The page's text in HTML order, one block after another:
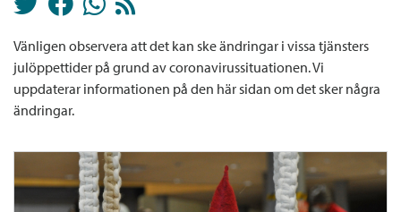
Vänligen observera att det kan ske ändringar i vissa tjänsters
julöppettider på grund av coronavirussituationen. Vi
uppdaterar informationen på den här sidan om det sker några
ändringar.